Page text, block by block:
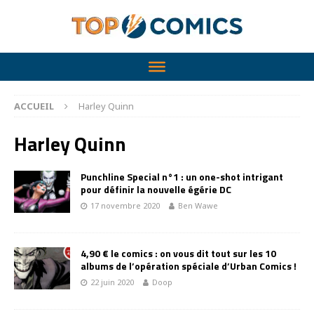
ACCUEIL Harley Quinn
Harley Quinn
Punchline Special n°1 : un one-shot intrigant
pour définir la nouvelle égérie DC
17 novembre 2020 Ben Wawe
4,90 € le comics : on vous dit tout sur les 10
albums de l’opération spéciale d’Urban Comics !
22 juin 2020 Doop